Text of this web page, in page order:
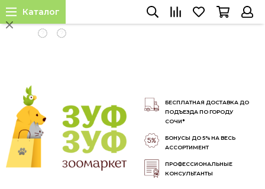
INSTALL APP
БЕСПЛАТНАЯ ДОСТАВКА ДО
ПОДЪЕЗДА ПО ГОРОДУ
СОЧИ*
БОНУСЫ ДО 5% НА ВЕСЬ
АССОРТИМЕНТ
ПРОФЕССИОНАЛЬНЫЕ
КОНСУЛЬТАНТЫ
Каталог